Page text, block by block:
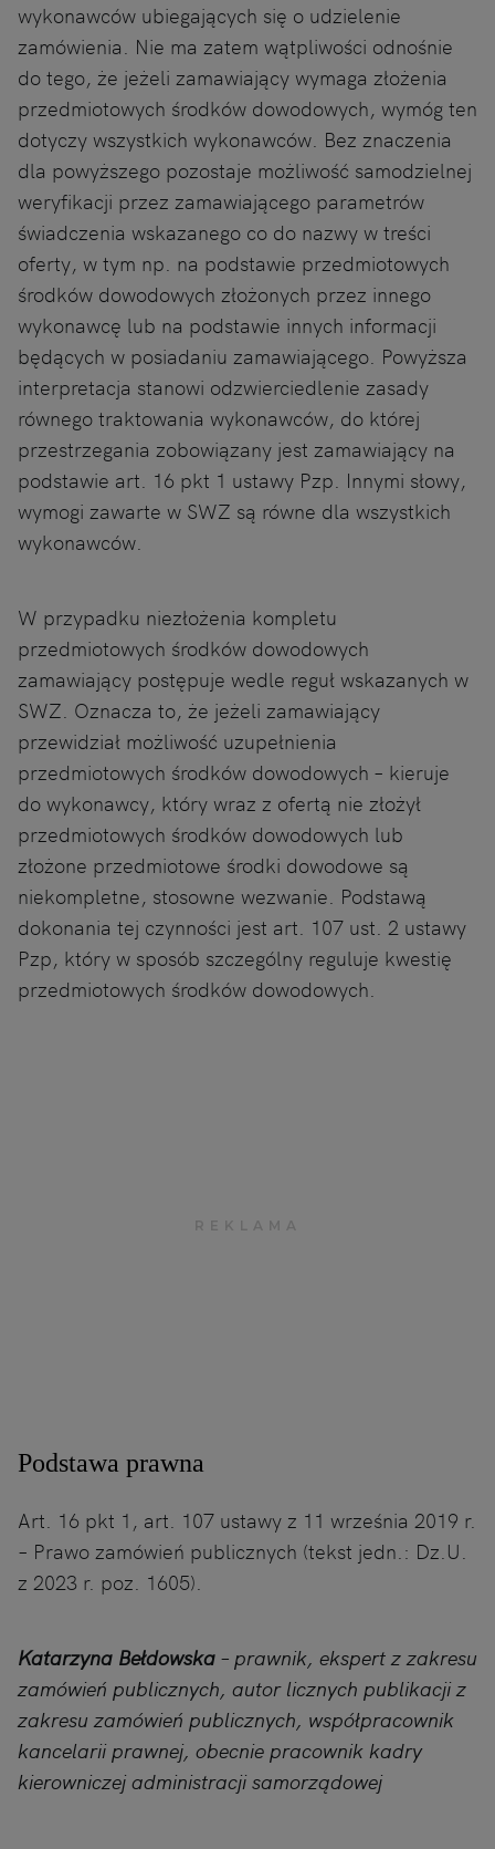
wykonawców ubiegających się o udzielenie
zamówienia. Nie ma zatem wątpliwości odnośnie
do tego, że jeżeli zamawiający wymaga złożenia
przedmiotowych środków dowodowych, wymóg ten
dotyczy wszystkich wykonawców. Bez znaczenia
dla powyższego pozostaje możliwość samodzielnej
weryfikacji przez zamawiającego parametrów
świadczenia wskazanego co do nazwy w treści
oferty, w tym np. na podstawie przedmiotowych
środków dowodowych złożonych przez innego
wykonawcę lub na podstawie innych informacji
będących w posiadaniu zamawiającego. Powyższa
interpretacja stanowi odzwierciedlenie zasady
równego traktowania wykonawców, do której
przestrzegania zobowiązany jest zamawiający na
podstawie art. 16 pkt 1 ustawy Pzp. Innymi słowy,
wymogi zawarte w SWZ są równe dla wszystkich
wykonawców.
W przypadku niezłożenia kompletu
przedmiotowych środków dowodowych
zamawiający postępuje wedle reguł wskazanych w
SWZ. Oznacza to, że jeżeli zamawiający
przewidział możliwość uzupełnienia
przedmiotowych środków dowodowych – kieruje
do wykonawcy, który wraz z ofertą nie złożył
przedmiotowych środków dowodowych lub
złożone przedmiotowe środki dowodowe są
niekompletne, stosowne wezwanie. Podstawą
dokonania tej czynności jest art. 107 ust. 2 ustawy
Pzp, który w sposób szczególny reguluje kwestię
przedmiotowych środków dowodowych.
Podstawa prawna
Art. 16 pkt 1, art. 107 ustawy z 11 września 2019 r.
– Prawo zamówień publicznych (tekst jedn.: Dz.U.
z 2023 r. poz. 1605).
Katarzyna Bełdowska – prawnik, ekspert z zakresu
zamówień publicznych, autor licznych publikacji z
zakresu zamówień publicznych, współpracownik
kancelarii prawnej, obecnie pracownik kadry
kierowniczej administracji samorządowej